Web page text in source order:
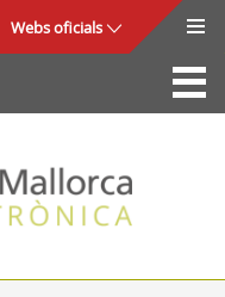
Webs oficials
La Seu
Consell de Mallorca
Accés i seguretat
Utilitats